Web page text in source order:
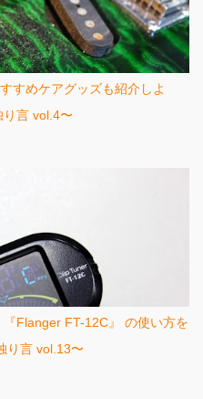
すめケアグッズも紹介しよ
言 vol.4〜
Flanger FT-12C』 の使い方を
り言 vol.13〜